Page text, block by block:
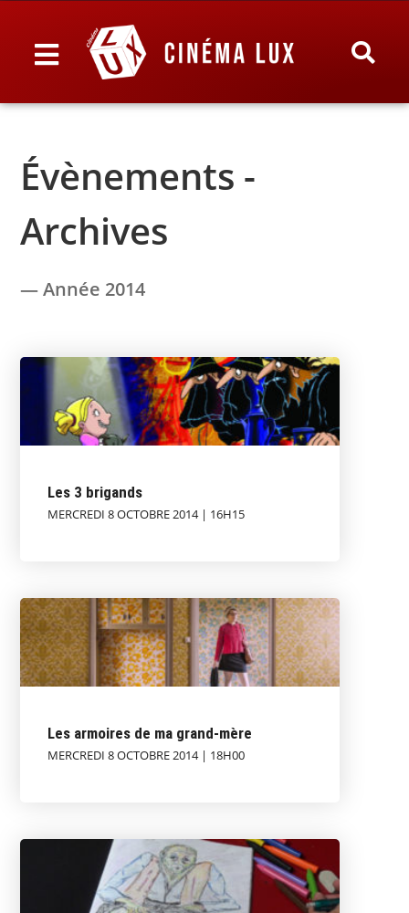
Évènements -
Archives
— Année 2014
Les 3 brigands
MERCREDI 8 OCTOBRE 2014 | 16H15
Les armoires de ma grand-mère
MERCREDI 8 OCTOBRE 2014 | 18H00